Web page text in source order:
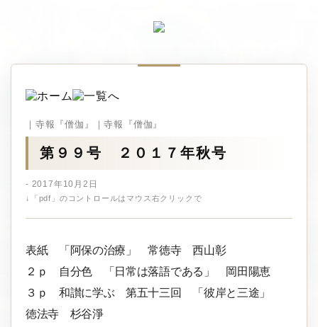
｜寺報『僧伽』｜寺報『僧伽』
第９９号 ２０１７年秋号
- 2017年10月2日
↓「pdf」のコントロールはマウス右クリックで
表紙 「阿保の治療」 常徳寺 西山彰
２ｐ 自分色 「日常は落語である」 岡田陽恵
３ｐ 和讃に学ぶ 第五十三回 「彼岸と三途」
徳法寺 杉谷淨